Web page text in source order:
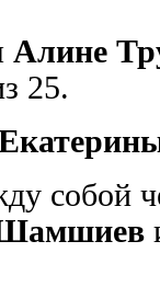
Алине
25.
собой